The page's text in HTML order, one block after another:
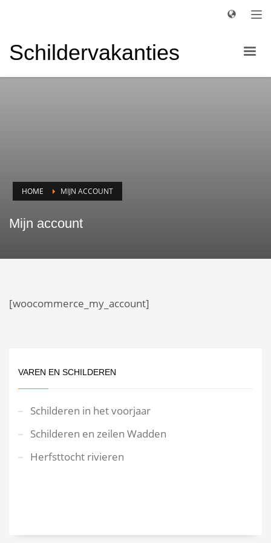
Schildervakanties
HOME MIJN ACCOUNT
Mijn account
[woocommerce_my_account]
VAREN EN SCHILDEREN
Schilderen in het voorjaar
Schilderen en zeilen Wadden
Herfsttocht rivieren